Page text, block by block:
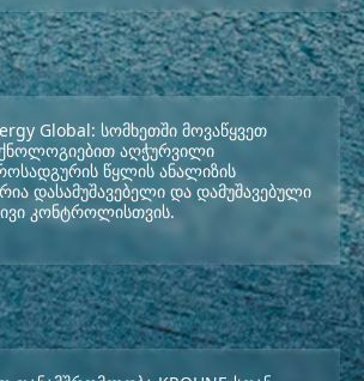
Global: სომხეთში მოვაწყვეთ
აღჭურვილი
წყლის ანალიზის
დასამუშავებელი და დამუშავებული
კონტროლისთვის.